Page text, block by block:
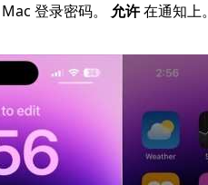
登录密码。 允许在通知上。